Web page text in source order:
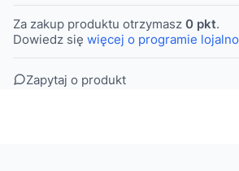
Za zakup produktu otrzymasz 0 pkt.
Dowiedz się więcej o programie
Zapytaj o produkt